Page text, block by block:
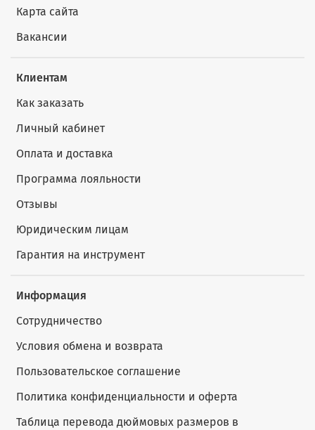
Карта сайта
Вакансии
Клиентам
Как заказать
Личный кабинет
Оплата и доставка
Программа лояльности
Отзывы
Юридическим лицам
Гарантия на инструмент
Информация
Сотрудничество
Условия обмена и возврата
Пользовательское соглашение
Политика конфиденциальности и оферта
Таблица перевода дюймовых размеров в